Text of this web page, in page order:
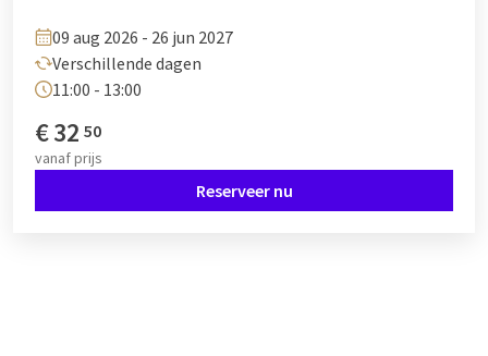
09 aug 2026 - 26 jun 2027
Verschillende dagen
11:00 - 13:00
€32 50
vanafprijs
Reserveer nu